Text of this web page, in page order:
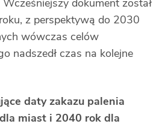
dokument został
z perspektywą do 2030
wówczas celów
nadszedł czas na kolejne
daty zakazu palenia
miast i 2040 rok dla